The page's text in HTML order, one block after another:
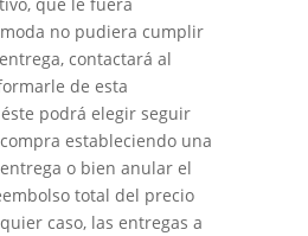
no pudiera cumplir
contactará al
de esta
podrá elegir seguir
estableciendo una
o bien anular el
total del precio
caso, las entregas a